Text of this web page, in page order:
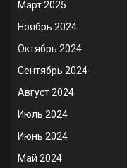
Март 2025
Ноябрь 2024
Октябрь 2024
Сентябрь 2024
Август 2024
Июль 2024
Июнь 2024
Май 2024